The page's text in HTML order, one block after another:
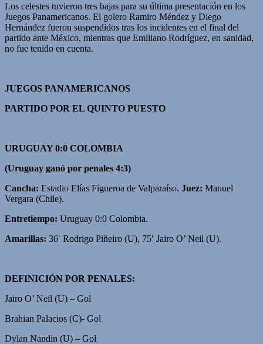
Los celestes tuvieron tres bajas para su última presentación en los
Juegos Panamericanos. El golero Ramiro Méndez y Diego
Hernández fueron suspendidos tras los incidentes en el final del
partido ante México, mientras que Emiliano Rodríguez, en sanidad,
no fue tenido en cuenta.
JUEGOS PANAMERICANOS
PARTIDO POR EL QUINTO PUESTO
URUGUAY 0:0 COLOMBIA
(Uruguay ganó por penales 4:3)
Cancha: Estadio Elías Figueroa de Valparaíso. Juez: Manuel
Vergara (Chile).
Entretiempo: Uruguay 0:0 Colombia.
Amarillas: 36′ Rodrigo Piñeiro (U), 75′ Jairo O’ Neil (U).
DEFINICIÓN POR PENALES:
Jairo O’ Neil (U) – Gol
Brahian Palacios (C)- Gol
Dylan Nandin (U) – Gol